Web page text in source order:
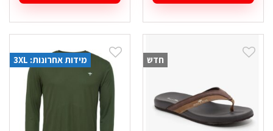
זה
יש
סוגים.
האפשרויות
בעמוד
המוצר
זה
יש
סוגים.
ניתן
לבחור
את
האפשרויות
בעמוד
המוצר
חדש מידות אחרונות: 3XL